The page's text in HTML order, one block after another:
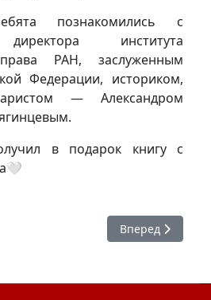
познакомились с
института
РАН, заслуженным
Федерации, историком,
— Александром
в подарок книгу с
Студенческого совета ХГИК с
Следующий:
Вперед